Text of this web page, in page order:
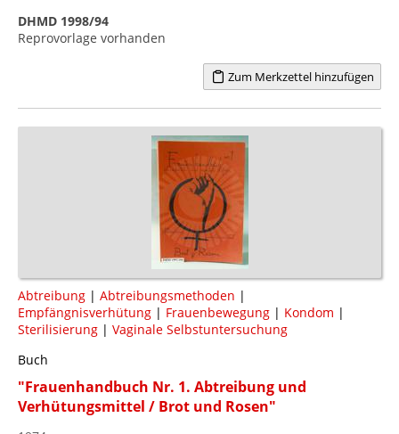
DHMD 1998/94
Reprovorlage vorhanden
Zum Merkzettel hinzufügen
Abtreibung | Abtreibungsmethoden |
Empfängnisverhütung | Frauenbewegung | Kondom |
Sterilisierung | Vaginale Selbstuntersuchung
Buch
"Frauenhandbuch Nr. 1. Abtreibung und
Verhütungsmittel / Brot und Rosen"